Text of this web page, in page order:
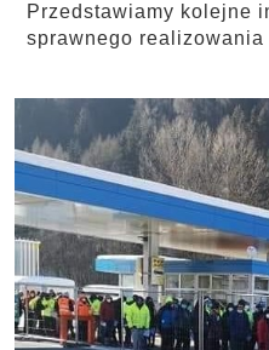
Przedstawiamy kolejne
sprawnego